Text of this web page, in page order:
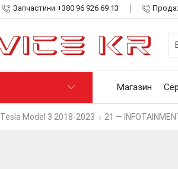
Запчастини +380 96 926 69 13
Магазин
Tesla Model 3 2018-2023 21 —